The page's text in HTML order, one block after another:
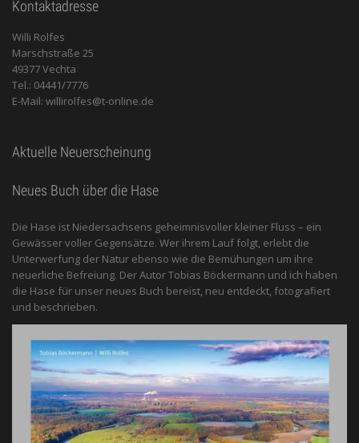
Kontaktadresse
Willi Rolfes
Marschstraße 25
49377 Vechta
Tel.: 04441/7776
E-Mail: willirolfes@t-online.de
Aktuelle Neuerscheinung
Neues Buch über die Hase
Die Hase ist Niedersachsens geheimnisvoller kleiner Fluss – ein
Gewässer voller Gegensätze. Wer ihrem Lauf folgt, erlebt die
Unterwerfung der Natur ebenso wie die Bemühungen um ihre
neuerliche Befreiung. Der Autor Tobias Böckermann und ich haben
die Hase für unser neues Buch bereist, neu entdeckt, fotografiert
und beschrieben.